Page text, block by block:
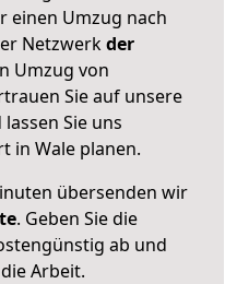
einen Umzug nach
Netzwerkder
Umzug von
Sie auf unsere
Sie uns
in Wale planen.
übersenden wir
. Geben Sie die
ab und
Arbeit.